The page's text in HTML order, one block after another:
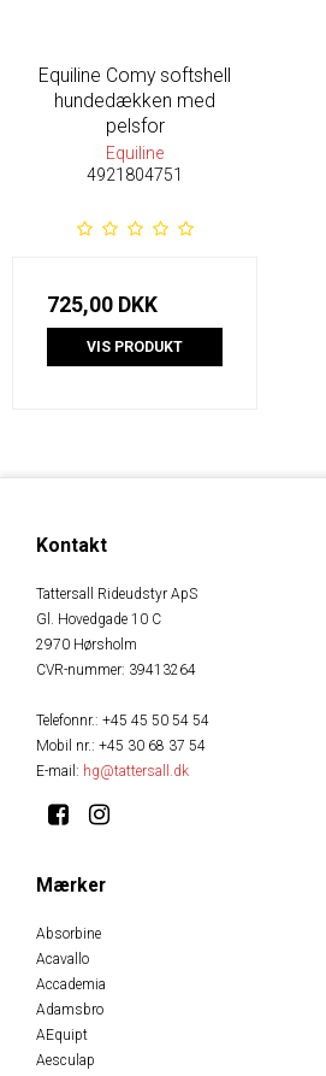
Equiline Comy softshell
hundedækken med
pelsfor
Equiline
4921804751
725,00 DKK
VIS PRODUKT
Kontakt
Tattersall Rideudstyr ApS
Gl. Hovedgade 10 C
2970 Hørsholm
CVR-nummer: 39413264
Telefonnr.: +45 45 50 54 54
Mobil nr.: +45 30 68 37 54
E-mail : hg@tattersall.dk
Mærker
Absorbine
Acavallo
Accademia
Adamsbro
AEquipt
Aesculap